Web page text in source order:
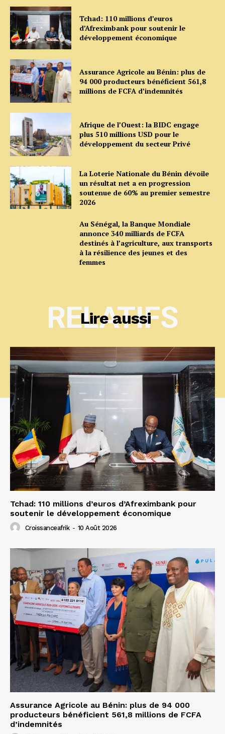
Tchad: 110 millions d’euros
d’Afreximbank pour soutenir le
développement économique
Assurance Agricole au Bénin: plus de
94 000 producteurs bénéficient 561,8
millions de FCFA d’indemnités
Afrique de l’Ouest: la BIDC engage
plus 510 millions USD pour le
développement du secteur Privé
La Loterie Nationale du Bénin dévoile
un résultat net a en progression
soutenue de 60% au premier semestre
2026
Au Sénégal, la Banque Mondiale
annonce 340 milliards de FCFA
destinés à l’agriculture, aux transports
à la résilience des jeunes et des
femmes
Lire aussi
RELATIFS
Tchad: 110 millions d’euros d’Afreximbank pour
soutenir le développement économique
Croissanceafrik - 10 Août 2026
Assurance Agricole au Bénin: plus de 94 000
producteurs bénéficient 561,8 millions de FCFA
d’indemnités